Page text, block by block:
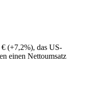
(+7,2%), das US-
einen Nettoumsatz